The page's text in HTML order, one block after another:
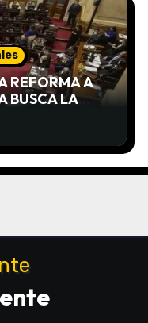
REFORMA A
BUSCA LA